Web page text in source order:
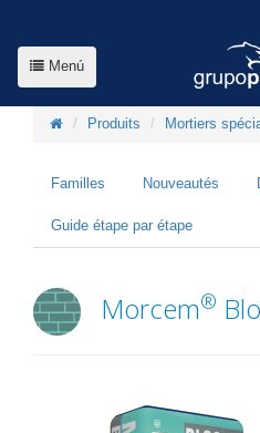
Menú
Produits Mortiers
Familles Nouveautés
Guide étape par étape
Morcem®